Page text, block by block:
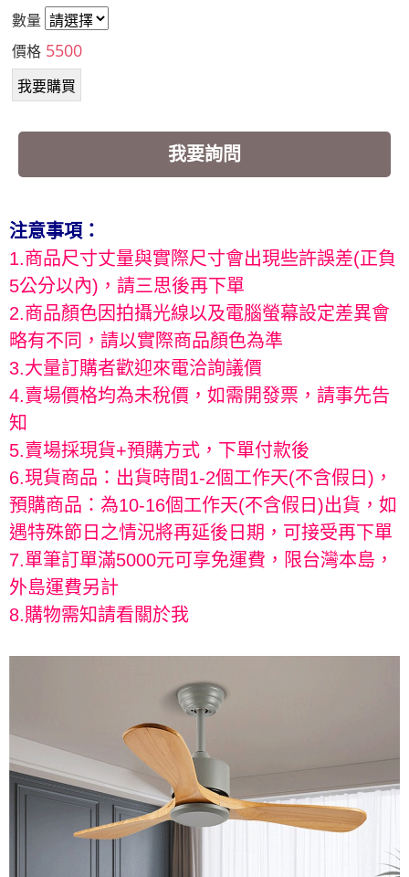
數量
價格 5500
我要詢問
注意事項：
1.商品尺寸丈量與實際尺寸會出現些許誤差(正負
5公分以內)，請三思後再下單
2.商品顏色因拍攝光線以及電腦螢幕設定差異會
略有不同，請以實際商品顏色為準
3.大量訂購者歡迎來電洽詢議價
4.賣場價格均為未稅價，如需開發票，請事先告
知
5.賣場採現貨+預購方式，下單付款後
6.現貨商品：出貨時間1-2個工作天(不含假日)，
預購商品：為10-16個工作天(不含假日)出貨，如
遇特殊節日之情況將再延後日期，可接受再下單
7.單筆訂單滿5000元可享免運費，限台灣本島，
外島運費另計
8.購物需知請看關於我